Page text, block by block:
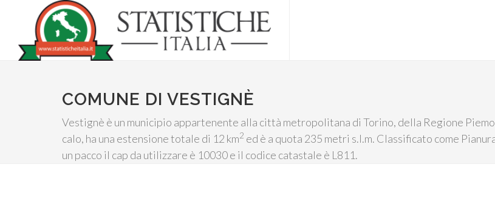
COMUNE DI VESTIGNÈ
Vestignè è un municipio appartenente alla città metropolitana di Torino, della Regione
calo, ha una estensione totale di 12 km2 ed è a quota 235 metri s.l.m. Classificato come
un pacco il cap da utilizzare è 10030 e il codice catastale è L811.